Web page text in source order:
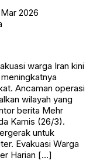
2026
warga Iran kini
Ancaman operasi
wilayah yang
berita Mehr
Kamis (26/3).
untuk
Evakuasi Warga
Harian […]